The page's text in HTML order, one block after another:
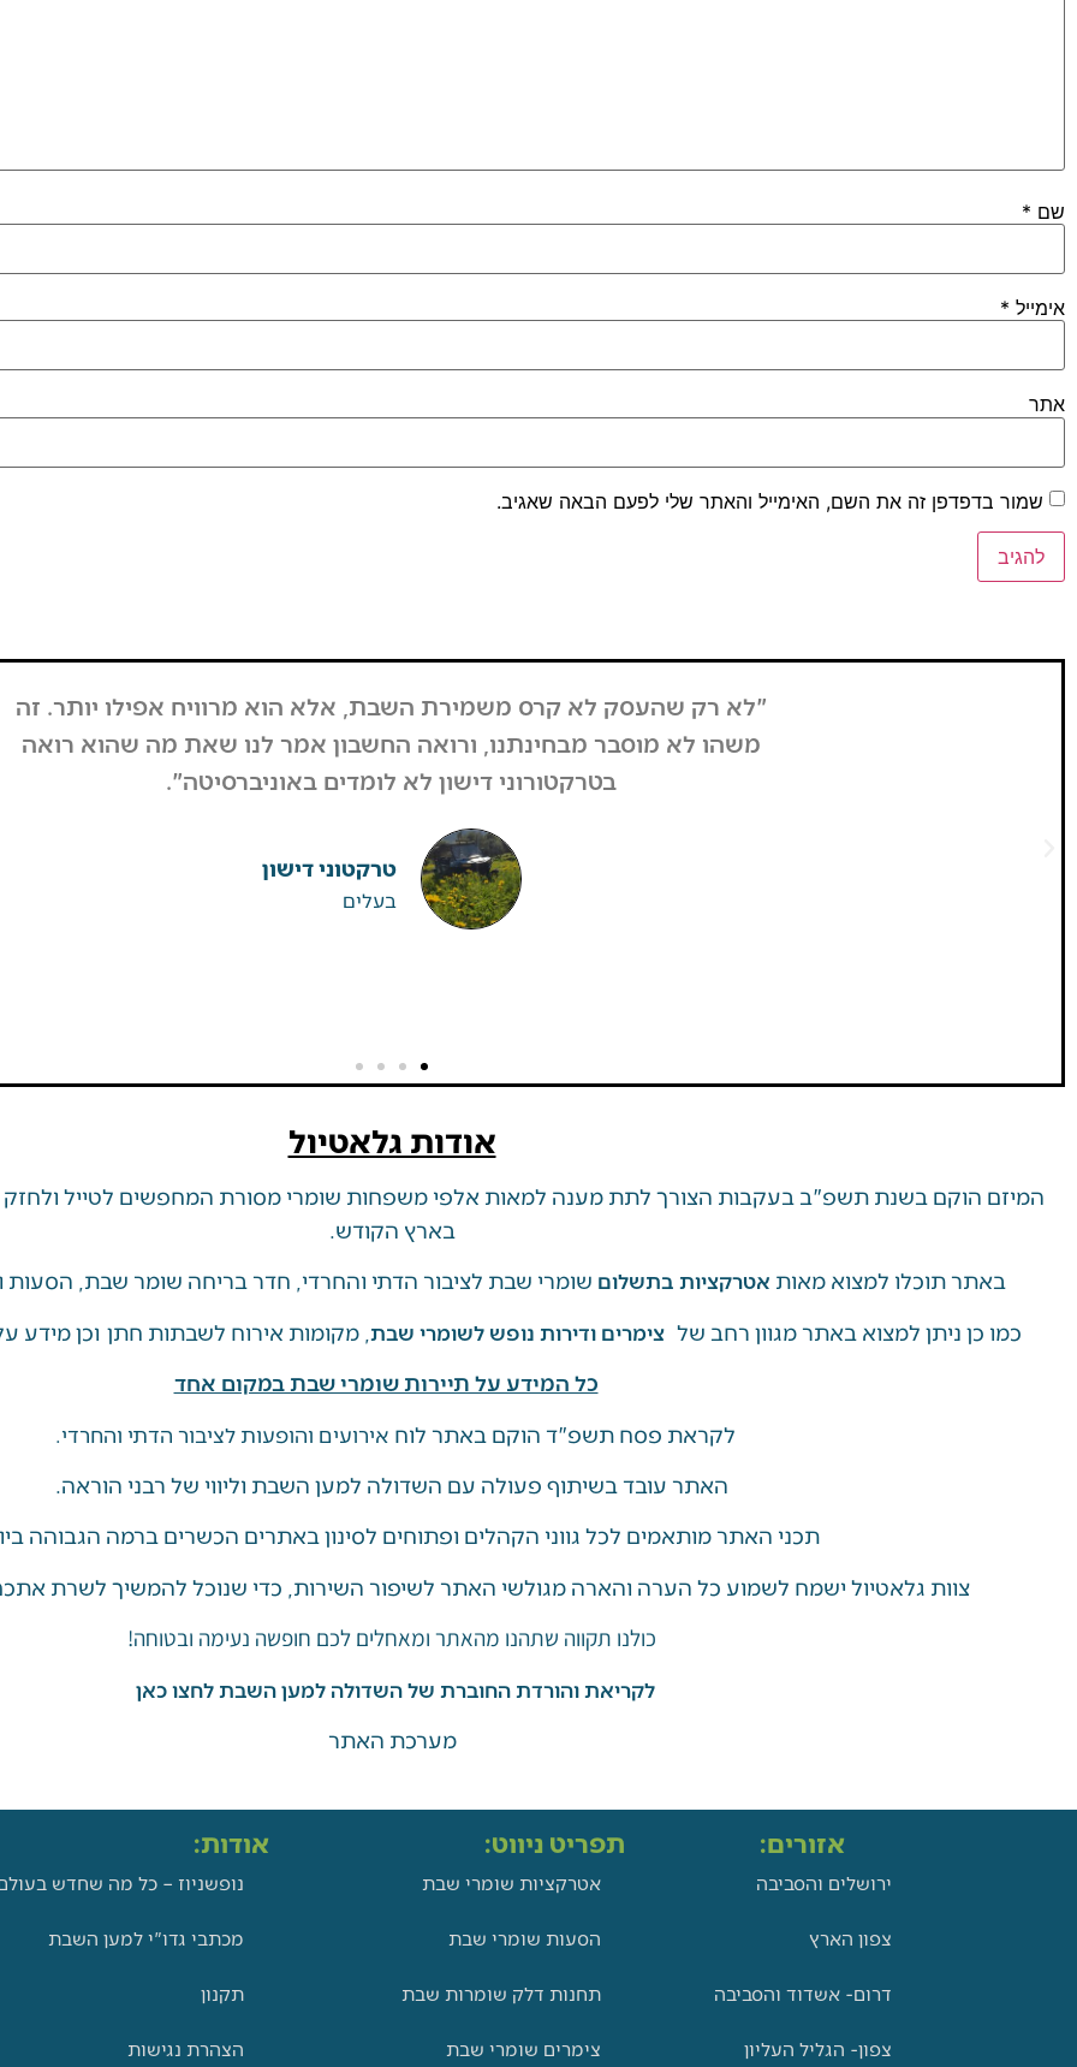
שם *
אימייל *
אתר
שמור בדפדפן זה את השם, האימייל והאתר שלי לפעם הבאה שאגיב.
בזכות העליה באמצע השבוע, המחזור לא ירד, אבל גם אם כן לקחנו את זה
בחשבון - שבת היא מעל קיבלנו תגובות מפרגנות מאוד מהרבה אנשים.
"התקשרו אלי מאות אנשים וחיזקו ובירכו על ההחלטה".
ערן גיגי
רפטינג נהר הירדן
אודות גלאטיול
המיזם הוקם בשנת תשפ"ב בעקבות הצורך לתת מענה למאות אלפי משפחות שומרי מסורת המחפשים לטייל ולחזק
בארץ הקודש.
באתר תוכלו למצוא מאות אטרקציות בתשלום שומרי שבת לציבור הדתי והחרדי, חדר בריחה שומר שבת,
כמו כן ניתן למצוא באתר מגוון רחב של צימרים ודירות נופש לשומרי שבת , מקומות אירוח לשבתות חתן וכן מידע
כל המידע על תיירות שומרי שבת במקום אחד
לקראת פסח תשפ"ד הוקם באתר לוח אירועים והופעות לציבור הדתי והחרדי.
האתר עובד בשיתוף פעולה עם השדולה למען השבת וליווי של רבני הוראה.
תכני האתר מותאמים לכל גווני הקהלים ופתוחים לסינון באתרים הכשרים ברמה הגבוהה
צוות גלאטיול ישמח לשמוע כל הערה והארה מגולשי האתר לשיפור השירות, כדי שנוכל להמשיך לשרת
כולנו תקווה שתהנו מהאתר ומאחלים לכם חופשה נעימה ובטוחה!
לקריאת והורדת החוברת של השדולה למען השבת לחצו כאן
מערכת האתר
אזורים:
ירושלים והסביבה
צפון הארץ
דרום- אשדוד והסביבה
צפון- הגליל העליון
תפריט ניווט:
אטרקציות שומרי שבת
הסעות שומרי שבת
תחנות דלק שומרות שבת
צימרים שומרי שבת
אודות:
נופשניוז – כל מה שחדש
מכתבי גדו"י למען השבת
תקנון
הצהרת נגישות